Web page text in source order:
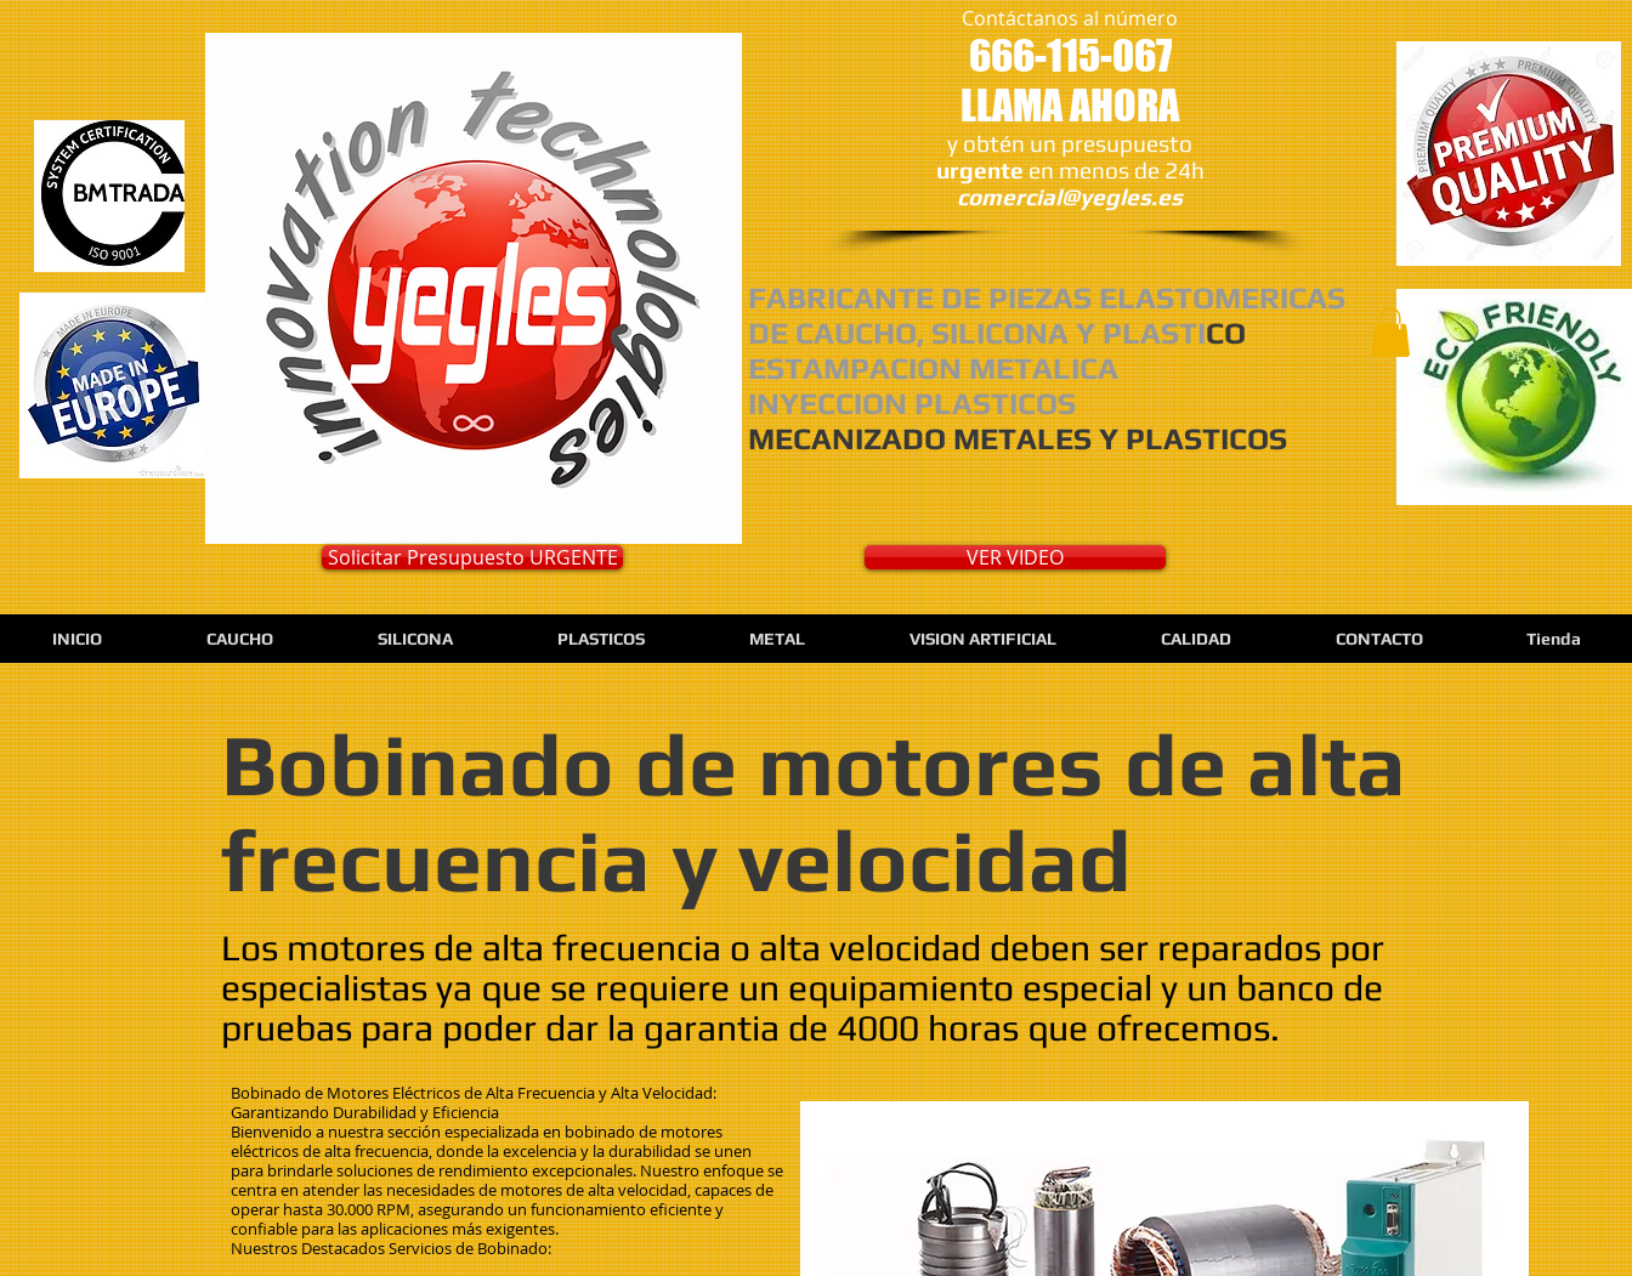
Solicitar Presupuesto URGENTE
Contáctanos al número
666-115-067
LLAMA AHORA
y obtén un presupuesto
urgenteen menos de 24h
comercial@yegles.es
FABRICANTE DE PIEZAS ELASTOMERICAS
DE CAUCHO, SILICONA Y PLASTICO
ESTAMPACION METALICA
INYECCION PLASTICOS
MECANIZADO METALES Y PLASTICOS
VER VIDEO
INICIO CAUCHO SILICONA PLASTICOS METAL VISION ARTIFICIAL CALIDAD CONTACTO Tienda
Bobinado de motores de alta
frecuencia y velocidad
Los motores de alta frecuencia o alta velocidad deben ser reparados por
especialistas ya que se requiere un equipamiento especial y un banco de
pruebas para poder dar la garantia de 4000 horas que ofrecemos.
Bobinado de Motores Eléctricos de Alta Frecuencia y Alta Velocidad:
Garantizando Durabilidad y Eficiencia
Bienvenido a nuestra sección especializada en bobinado de motores
eléctricos de alta frecuencia, donde la excelencia y la durabilidad se unen
para brindarle soluciones de rendimiento excepcionales. Nuestro enfoque se
centra en atender las necesidades de motores de alta velocidad, capaces de
operar hasta 30.000 RPM, asegurando un funcionamiento eficiente y
confiable para las aplicaciones más exigentes.
Nuestros Destacados Servicios de Bobinado: